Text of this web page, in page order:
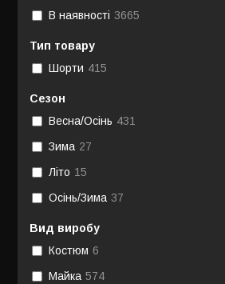
В наявності 3665
Тип товару
Шорти 415
Сезон
Весна/Осінь 431
Зима 27
Літо 15
Осінь/Зима 37
Вид виробу
Костюм 6
Майка 574